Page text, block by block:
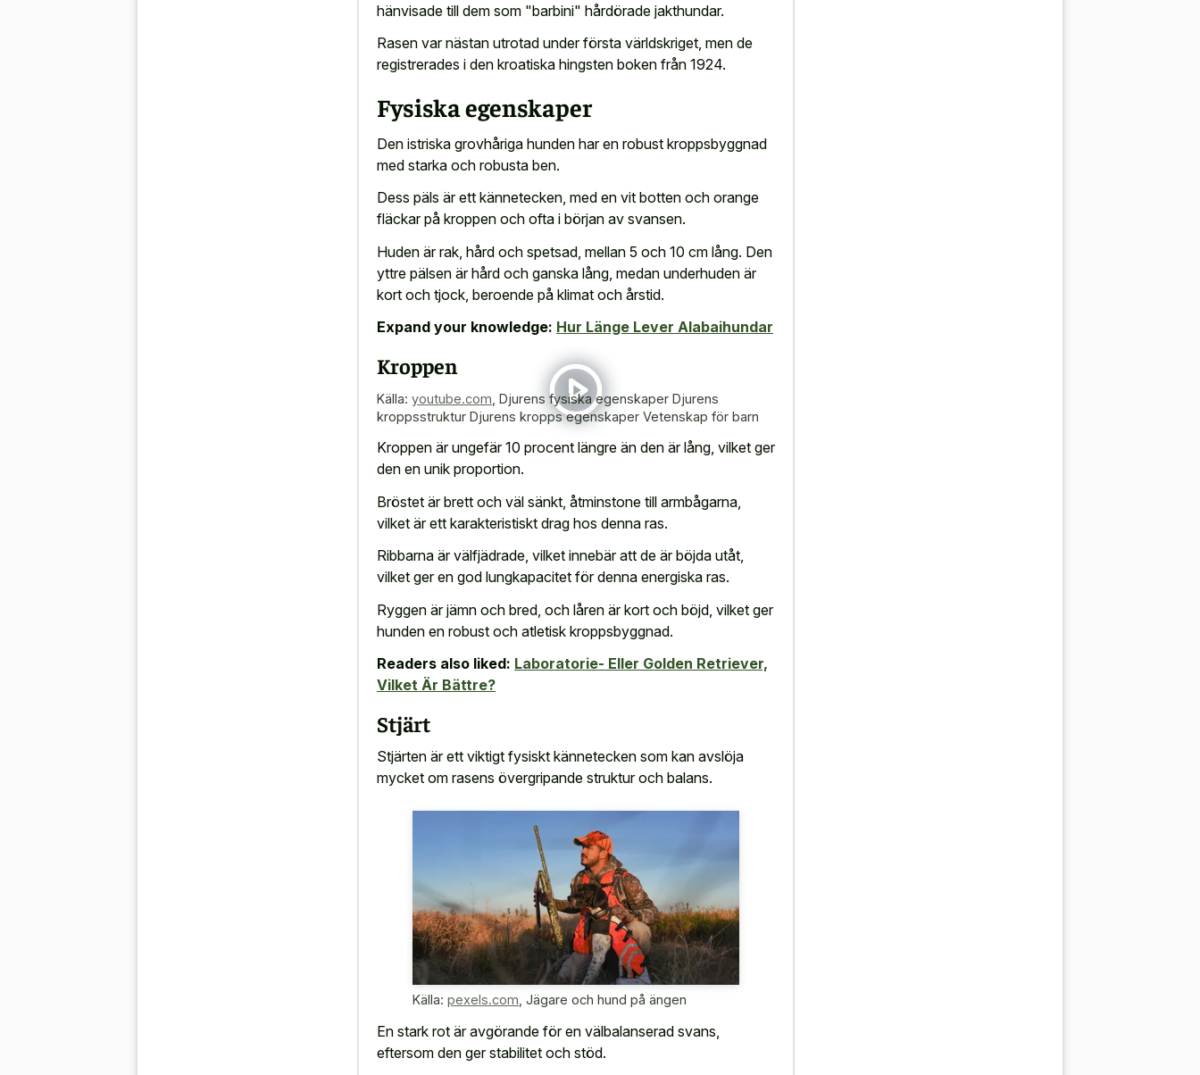
hänvisade till dem som "barbini" hårdörade jakthundar.
Rasen var nästan utrotad under första världskriget, men de
registrerades i den kroatiska hingsten boken från 1924.
Fysiska egenskaper
Den istriska grovhåriga hunden har en robust kroppsbyggnad
med starka och robusta ben.
Dess päls är ett kännetecken, med en vit botten och orange
fläckar på kroppen och ofta i början av svansen.
Huden är rak, hård och spetsad, mellan 5 och 10 cm lång. Den
yttre pälsen är hård och ganska lång, medan underhuden är
kort och tjock, beroende på klimat och årstid.
Expand your knowledge: Hur Länge Lever Alabaihundar
Kroppen
Källa: youtube.com Djurens fysiska egenskaper Djurens
kroppsstruktur Djurens kropps egenskaper Vetenskap för barn
Kroppen är ungefär 10 procent längre än den är lång, vilket ger
den en unik proportion.
Bröstet är brett och väl sänkt, åtminstone till armbågarna,
vilket är ett karakteristiskt drag hos denna ras.
Ribbarna är välfjädrade, vilket innebär att de är böjda utåt,
vilket ger en god lungkapacitet för denna energiska ras.
Ryggen är jämn och bred, och låren är kort och böjd, vilket ger
hunden en robust och atletisk kroppsbyggnad.
Readers also liked: Laboratorie- Eller Golden Retriever,
Vilket Är Bättre?
Stjärt
Stjärten är ett viktigt fysiskt kännetecken som kan avslöja
mycket om rasens övergripande struktur och balans.
Källa: pexels.com Jägare och hund på ängen
En stark rot är avgörande för en välbalanserad svans,
eftersom den ger stabilitet och stöd.